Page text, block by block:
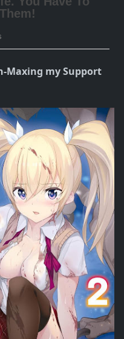
Maxing my Support